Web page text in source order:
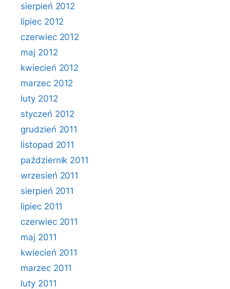
sierpień 2012
lipiec 2012
czerwiec 2012
maj 2012
kwiecień 2012
marzec 2012
luty 2012
styczeń 2012
grudzień 2011
listopad 2011
październik 2011
wrzesień 2011
sierpień 2011
lipiec 2011
czerwiec 2011
maj 2011
kwiecień 2011
marzec 2011
luty 2011